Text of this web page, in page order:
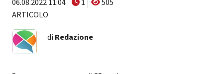
06.08.2022 11:04 1
505
ARTICOLO
di Redazione